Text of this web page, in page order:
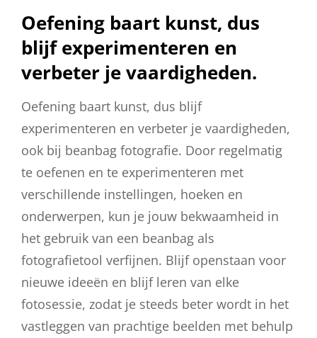
Oefening baart kunst, dus
blijf experimenteren en
verbeter je vaardigheden.
Oefening baart kunst, dus blijf
experimenteren en verbeter je vaardigheden,
ook bij beanbag fotografie. Door regelmatig
te oefenen en te experimenteren met
verschillende instellingen, hoeken en
onderwerpen, kun je jouw bekwaamheid in
het gebruik van een beanbag als
fotografietool verfijnen. Blijf openstaan voor
nieuwe ideeën en blijf leren van elke
fotosessie, zodat je steeds beter wordt in het
vastleggen van prachtige beelden met behulp